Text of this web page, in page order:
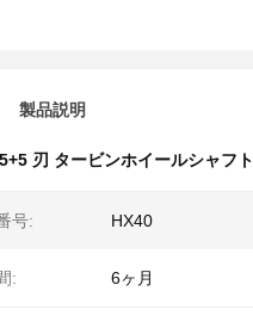
製品説明
5+5 刃 タービンホイールシャフト
号: HX40
: 6ヶ月